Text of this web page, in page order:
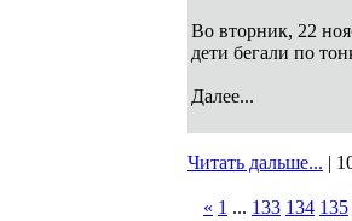
Во вторник, 22
дети бегали по
Далее...
Читать дальше... |
« 1 ... 133 134 135